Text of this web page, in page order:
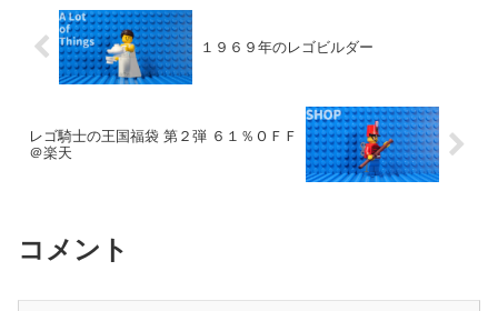
１９６９年のレゴビルダー
レゴ騎士の王国福袋 第２弾 ６１％ＯＦＦ
＠楽天
コメント